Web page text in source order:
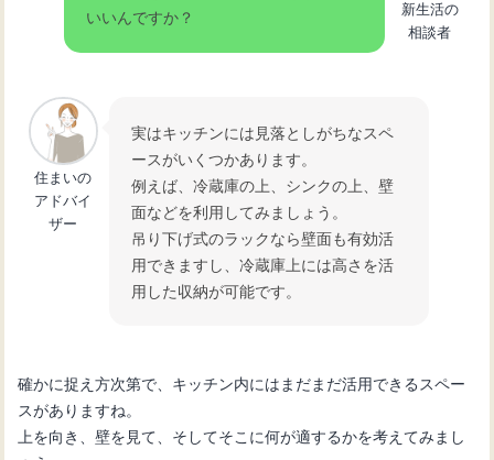
いいんですか？
新生活の
相談者
住まいの
アドバイ
ザー
実はキッチンには見落としがちなスペ
ースがいくつかあります。
例えば、冷蔵庫の上、シンクの上、壁
面などを利用してみましょう。
吊り下げ式のラックなら壁面も有効活
用できますし、冷蔵庫上には高さを活
用した収納が可能です。
確かに捉え方次第で、キッチン内にはまだまだ活用できるスペー
スがありますね。
上を向き、壁を見て、そしてそこに何が適するかを考えてみまし